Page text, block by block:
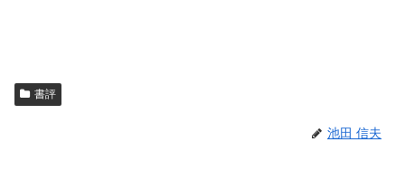
書評
池田 信夫